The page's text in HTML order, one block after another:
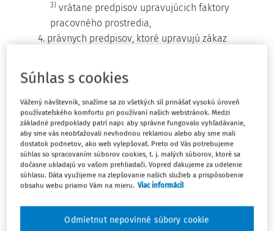
3) vrátane predpisov upravujúcich faktory
pracovného prostredia,
4. právnych predpisov, ktoré upravujú zákaz
5. záväzkov, ktoré vyplývajú z kolektívnych zmlúv,
6. osobitného predpisu
rozsahu jeho povinností uzatvoriť
zamestnávateľskú zmluvu a platiť a odvádzať
príspevky na doplnkové dôchodkové sporenie za
zamestnanca vykonávajúceho práce zaradené
orgánom štátnej správy na úseku verejného
zdravotníctva do tretej kategórie alebo štvrtej
kategórie podľa osobitného predpisu,
zamestnanca, ktorý vykonáva práce tanečného
umelca alebo hudobného umelca, ktorý
Súhlas s cookies
Vážený návštevník, snažíme sa zo všetkých síl prinášať vysokú úroveň
používateľského komfortu pri používaní našich webstránok. Medzi
základné predpoklady patrí napr. aby správne fungovalo vyhľadávanie,
aby sme vás neobťažovali nevhodnou reklamou alebo aby sme mali
dostatok podnetov, ako web vylepšovať. Preto od Vás potrebujeme
súhlas so spracovaním súborov cookies, t. j. malých súborov, ktoré sa
dočasne ukladajú vo vašom prehliadači. Vopred ďakujeme za udelenie
súhlasu. Dáta využijeme na zlepšovanie našich služieb a prispôsobenie
obsahu webu priamo Vám na mieru. Viac informácií
Odmietnut nepovinné súbory cookie